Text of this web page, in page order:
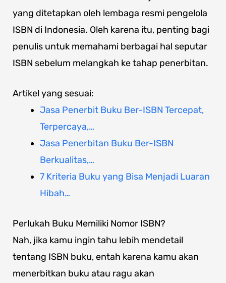
yang ditetapkan oleh lembaga resmi pengelola
ISBN di Indonesia. Oleh karena itu, penting bagi
penulis untuk memahami berbagai hal seputar
ISBN sebelum melangkah ke tahap penerbitan.
Artikel yang sesuai:
Jasa Penerbit Buku Ber-ISBN Tercepat,
Terpercaya,…
Jasa Penerbitan Buku Ber-ISBN
Berkualitas,…
7 Kriteria Buku yang Bisa Menjadi Luaran
Hibah…
Perlukah Buku Memiliki Nomor ISBN?
Nah, jika kamu ingin tahu lebih mendetail
tentang ISBN buku, entah karena kamu akan
menerbitkan buku atau ragu akan